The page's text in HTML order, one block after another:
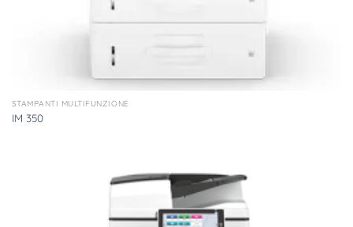
STAMPANTI MULTIFUNZIONE
IM 350